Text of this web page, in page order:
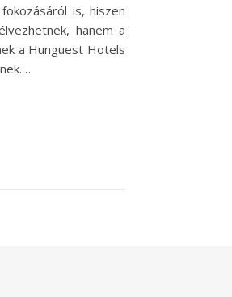
is, hiszen
hanem a
a Hunguest Hotels